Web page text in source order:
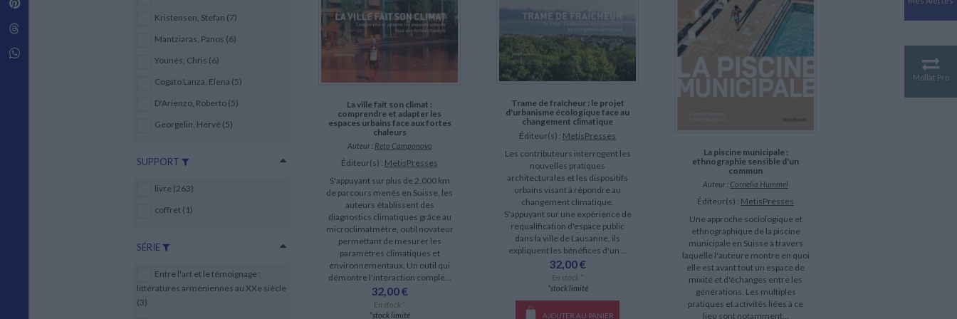
CHARGEMENT...
Mollat Pro
Récits des voyageurs et des
explorateurs
Vie familiale
SOCIOLOGIE
Travail social
Santé et société
ETHNOLOGIE
Anthropologie
Relations et politiques
internationales
Sécurité nationale - Défense
ECOLOGIE - ENVIRONNEMENT
Histoire contemporaine
BIOGRAPHIES HISTORIQUES
Biographies historiques
HISTOIRE - GÉNÉRALITÉS
Historiographie
Etudes historiques
Généalogie - Héraldique
Franc-maçonnerie
Antiquité
Mythologies
GÉOGRAPHIE
Géographie - Démographie -
Territoire
CULTURE SCIENTIFIQUE
Matériaux de l’architecture
Urbanisme
Disciplines paramédicales
Dictionnaires Français
Dictionnaires Bilingues
Langues universitaires -
Dictionnaires et méthodes
Méthodes Langues Grand public
Français langues étrangères
Kristensen, Stefan (7)
Mantziaras, Panos (6)
Younès, Chris (6)
Cogato Lanza, Elena (5)
D'Arienzo, Roberto (5)
Georgelin, Hervé (5)
SUPPORT
livre (263)
coffret (1)
SÉRIE
Entre l'art et le témoignage :
littératures arméniennes au XXe siècle
(3)
La ville fait son climat :
comprendre et adapter les
espaces urbains face aux fortes
chaleurs
Auteur : Reto Camponovo
Éditeur(s) : MetisPresses
S'appuyant sur plus de 2.000 km
de parcours menés en Suisse, les
auteurs établissent des
diagnostics climatiques grâce au
microclimatmètre, outil novateur
permettant de mesurer les
paramètres climatiques et
environnementaux. Un outil qui
démontre l'interaction comple...
32,00 €
En stock *
*stock limité
Trame de fraîcheur : le projet
d'urbanisme écologique face au
changement climatique
Éditeur(s) : MetisPresses
Les contributeurs interrogent les
nouvelles pratiques
architecturales et les dispositifs
urbains visant à répondre au
changement climatique.
S'appuyant sur une expérience de
requalification d'espace public
dans la ville de Lausanne, ils
expliquent les bénéfices d'un ...
32,00 €
En stock *
*stock limité
AJOUTER AU PANIER
La piscine municipale :
ethnographie sensible d'un
commun
Auteur : Cornelia Hummel
Éditeur(s) : MetisPresses
Une approche sociologique et
ethnographique de la piscine
municipale en Suisse à travers
laquelle l'auteure montre en quoi
elle est avant tout un espace de
mixité et d'échanges entre les
générations. Les multiples
pratiques et activités liées à ce
lieu sont notamment...